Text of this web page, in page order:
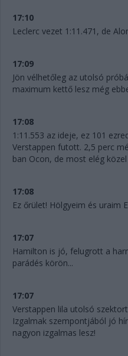
17:10
Leclerc vezet 1:11.471, de
17:09
Jön vélhetőleg az utolsó
maximum kettő lesz még
17:08
1:11.553 az ideje, ez 101
Verstappen futott. 2,5 perc
ban Ocon, de most elég közel
17:08
Ez őrület! Hölgyeim és uraim
17:07
Hamilton is jó, felugrott a
parádés körön...
17:07
Verstappen lila utolsó
Izgalmak szempontjából jó
nagyon izgalmas lesz!